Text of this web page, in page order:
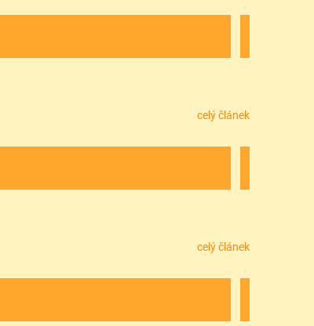
celý článek
celý článek